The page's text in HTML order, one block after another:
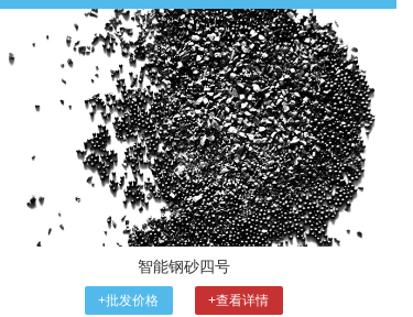
智能钢砂四号
+批发价格 +查看详情